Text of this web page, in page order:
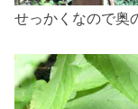
せっかくなので奥